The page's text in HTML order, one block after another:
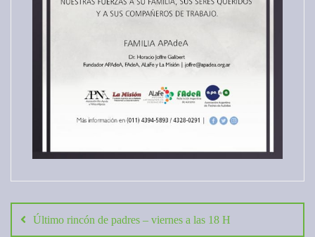
de
entradas
Último rincón de padres – viernes a las 18 H